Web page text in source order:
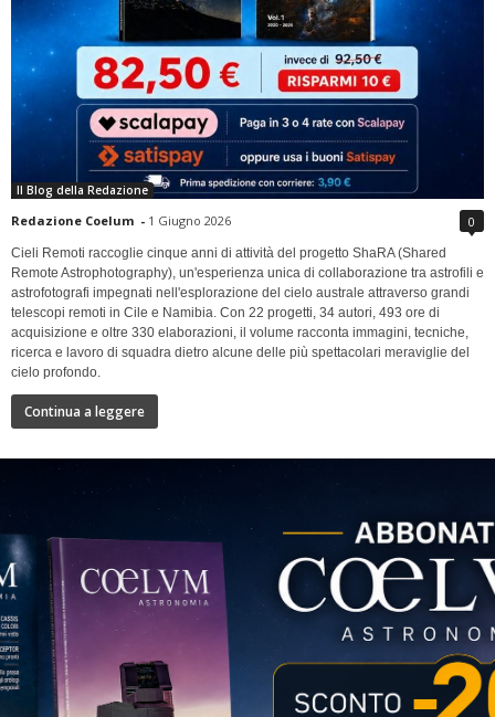
Il Blog della Redazione
Redazione Coelum - 1 Giugno 2026 0
Cieli Remoti raccoglie cinque anni di attività del progetto ShaRA (Shared
Remote Astrophotography), un'esperienza unica di collaborazione tra astrofili e
astrofotografi impegnati nell'esplorazione del cielo australe attraverso grandi
telescopi remoti in Cile e Namibia. Con 22 progetti, 34 autori, 493 ore di
acquisizione e oltre 330 elaborazioni, il volume racconta immagini, tecniche,
ricerca e lavoro di squadra dietro alcune delle più spettacolari meraviglie del
cielo profondo.
Continua a leggere